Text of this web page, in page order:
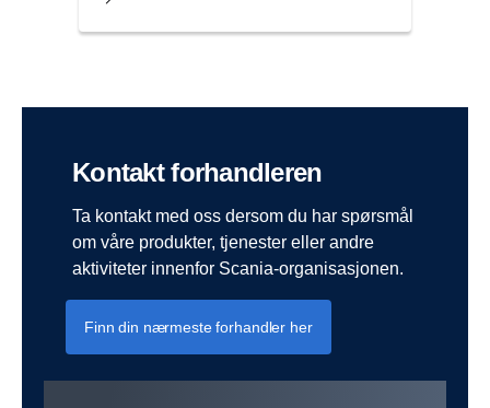
Kontakt forhandleren
Ta kontakt med oss dersom du har spørsmål
om våre produkter, tjenester eller andre
aktiviteter innenfor Scania-organisasjonen.
Finn din nærmeste forhandler her